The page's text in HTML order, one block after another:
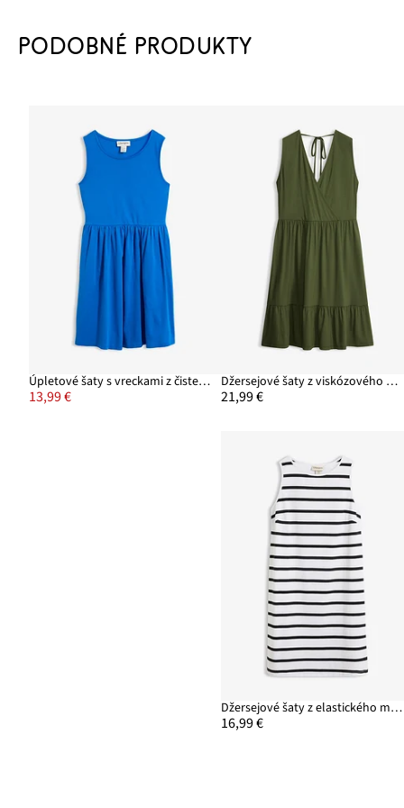
PODOBNÉ PRODUKTY
Úpletové šaty s vreckami z čistej bavlny
13,99 €
Džersejové šaty z viskózového mixu
21,99 €
Džersejové šaty z elastického mixu bio bavlny
16,99 €